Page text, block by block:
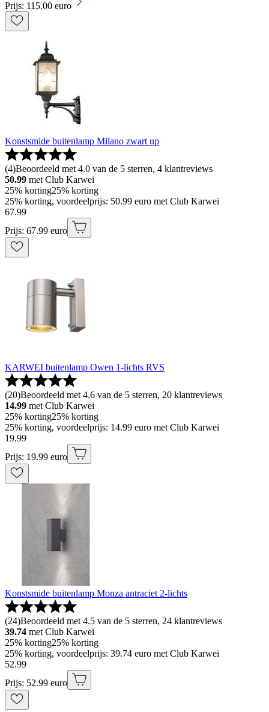
Prijs: 115.00 euro
Konstsmide buitenlamp Milano zwart up
(4)Beoordeeld met 4.0 van de 5 sterren, 4 klantreviews
50.99 met Club Karwei
25% korting25% korting
25% korting, voordeelprijs: 50.99 euro met Club Karwei
67.99
Prijs: 67.99 euro
KARWEI buitenlamp Owen 1-lichts RVS
(20)Beoordeeld met 4.6 van de 5 sterren, 20 klantreviews
14.99 met Club Karwei
25% korting25% korting
25% korting, voordeelprijs: 14.99 euro met Club Karwei
19.99
Prijs: 19.99 euro
Konstsmide buitenlamp Monza antraciet 2-lichts
(24)Beoordeeld met 4.5 van de 5 sterren, 24 klantreviews
39.74 met Club Karwei
25% korting25% korting
25% korting, voordeelprijs: 39.74 euro met Club Karwei
52.99
Prijs: 52.99 euro